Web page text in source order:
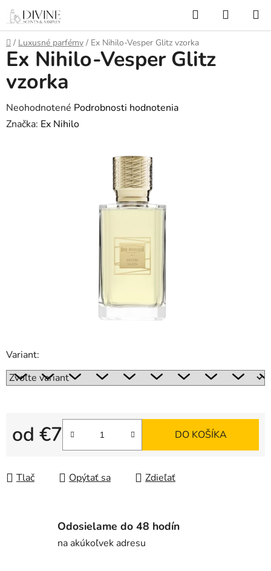
Prejsť
obsah
Hľadať
KOŠÍK
Domov
/ Luxusné parfémy / Ex Nihilo-Vesper Glitz vzorka
Variant:
od €7
Jednotková cena:
DO KOŠÍKA
Tlač Opýtať sa Zdieľať
Ex Nihilo-Vesper Glitz
vzorka
Priemerné
hodnotenie
Neohodnotené Podrobnosti hodnotenia
Značka: Ex Nihilo
Odosielame do 48 hodín
na akúkoľvek adresu